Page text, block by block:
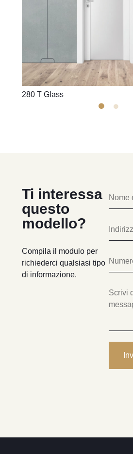
280 T Glass
Ti interessa
questo
modello?
Compila il modulo per
richiederci qualsiasi tipo
di informazione.